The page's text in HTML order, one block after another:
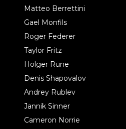
Matteo Berrettini
Gael Monfils
Roger Federer
Taylor Fritz
Holger Rune
Denis Shapovalov
Andrey Rublev
Jannik Sinner
Cameron Norrie